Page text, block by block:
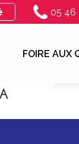
05 46
FOIRE AUX